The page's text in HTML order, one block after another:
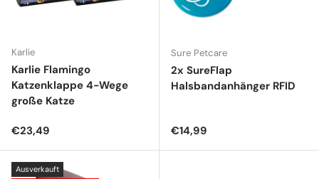
Karlie
Karlie Flamingo
Katzenklappe 4-Wege
große Katze
Normaler Preis
€23,49
Sure Petcare
2x SureFlap
Halsbandanhänger RFID
Normaler Preis
€14,99
Ausverkauft